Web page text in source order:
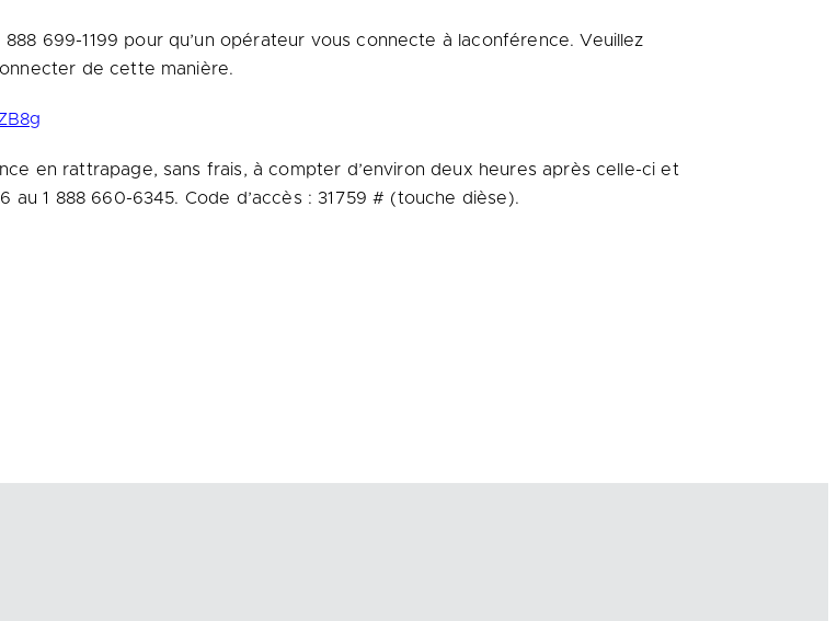
699-1199 pour qu’un opérateur vous connecte à laconférence. Veuillez
de cette manière.
en rattrapage, sans frais, à compter d’environ deux heures après celle-ci et
au 1 888 660-6345. Code d’accès : 31759 # (touche dièse).